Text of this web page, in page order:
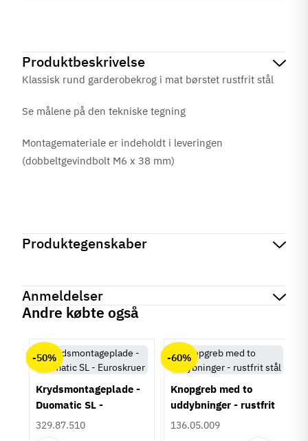
Produktbeskrivelse
Klassisk rund garderobekrog i mat børstet rustfrit stål
Se målene på den tekniske tegning
Montagemateriale er indeholdt i leveringen
(dobbeltgevindbolt M6 x 38 mm)
Produktegenskaber
På lager5 Varer
Produktinformation
Materiale
Rustfrit stål
Mat børstet
Metalfarvet
Anmeldelser
Andre købte også
-50%
Krydsmontageplade -
Duomatic SL -
Euroskruer
329.87.510
-60%
Knopgreb med to
uddybninger - rustfrit
stål
136.05.009